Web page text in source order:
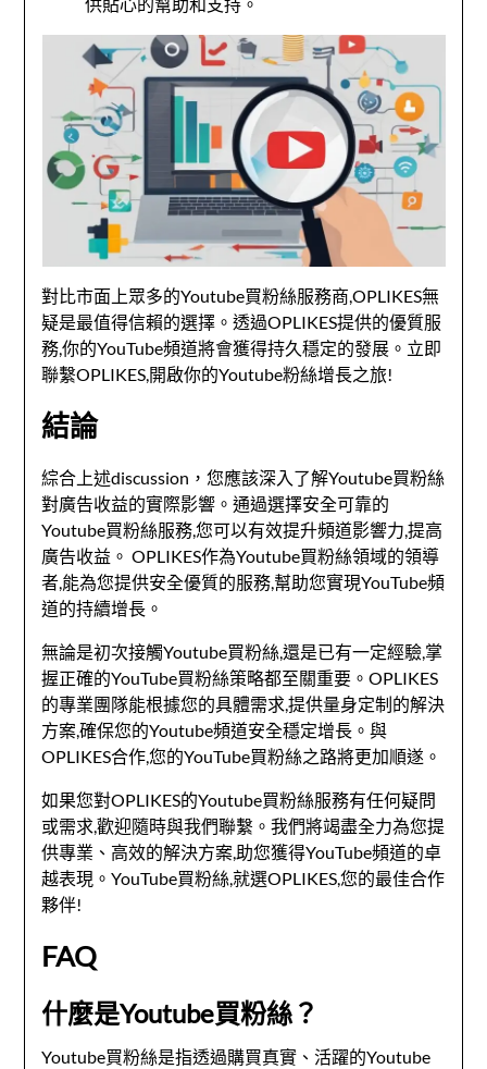
供貼心的幫助和支持。
對比市面上眾多的Youtube買粉絲服務商,OPLIKES無
疑是最值得信賴的選擇。透過OPLIKES提供的優質服
務,你的YouTube頻道將會獲得持久穩定的發展。立即
聯繫OPLIKES,開啟你的Youtube粉絲增長之旅!
結論
綜合上述discussion，您應該深入了解Youtube買粉絲
對廣告收益的實際影響。通過選擇安全可靠的
Youtube買粉絲服務,您可以有效提升頻道影響力,提高
廣告收益。 OPLIKES作為Youtube買粉絲領域的領導
者,能為您提供安全優質的服務,幫助您實現YouTube頻
道的持續增長。
無論是初次接觸Youtube買粉絲,還是已有一定經驗,掌
握正確的YouTube買粉絲策略都至關重要。OPLIKES
的專業團隊能根據您的具體需求,提供量身定制的解決
方案,確保您的Youtube頻道安全穩定增長。與
OPLIKES合作,您的YouTube買粉絲之路將更加順遂。
如果您對OPLIKES的Youtube買粉絲服務有任何疑問
或需求,歡迎隨時與我們聯繫。我們將竭盡全力為您提
供專業、高效的解決方案,助您獲得YouTube頻道的卓
越表現。YouTube買粉絲,就選OPLIKES,您的最佳合作
夥伴!
FAQ
什麼是Youtube買粉絲？
Youtube買粉絲是指透過購買真實、活躍的Youtube